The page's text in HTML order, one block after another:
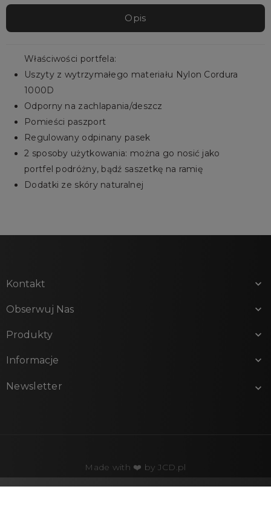
Opis
Właściwości portfela:
Uszyty z wytrzymałego materiału Nylon Cordura
1000D
Odporny na zachlapania/deszcz
Pomieści paszport
Regulowany odpinany pasek
2 sposoby użytkowania: można go nosić jako
portfel podróżny, bądź saszetkę na ramię
Dodatki ze skóry naturalnej
Kontakt 
Obserwuj Nas 
Produkty 
Informacje 
Newsletter 
Made with ❤️ by JCD.pl